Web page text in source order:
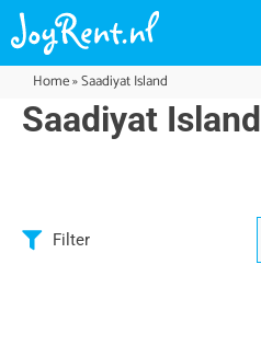
Home»Saadiyat Island
Saadiyat Island
Filter